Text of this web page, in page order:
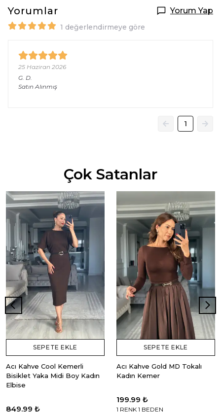
Yorumlar Yorum Yap
1 değerlendirmeye göre
25 Haziran 2026
G. D.
Satın Alınmış
1
Çok Satanlar
SEPETE EKLE
Acı Kahve Cool Kemerli
Bisiklet Yaka Midi Boy Kadın
Elbise
849.99 ₺
SEPETE EKLE
Acı Kahve Gold MD Tokalı
Kadın Kemer
199.99 ₺
1 RENK 1 BEDEN